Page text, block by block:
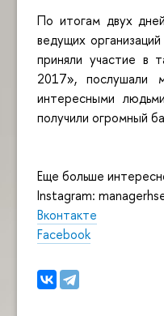
По итогам двух
ведущих
приняли участие в
2017», послушали
интересными
получили огромный
Еще больше
Instagram:
Вконтакте
Facebook